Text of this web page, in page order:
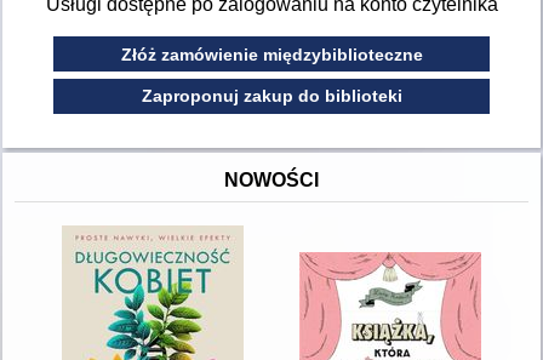
Usługi dostępne po zalogowaniu na konto czytelnika
Złóż zamówienie międzybiblioteczne
Zaproponuj zakup do biblioteki
NOWOŚCI